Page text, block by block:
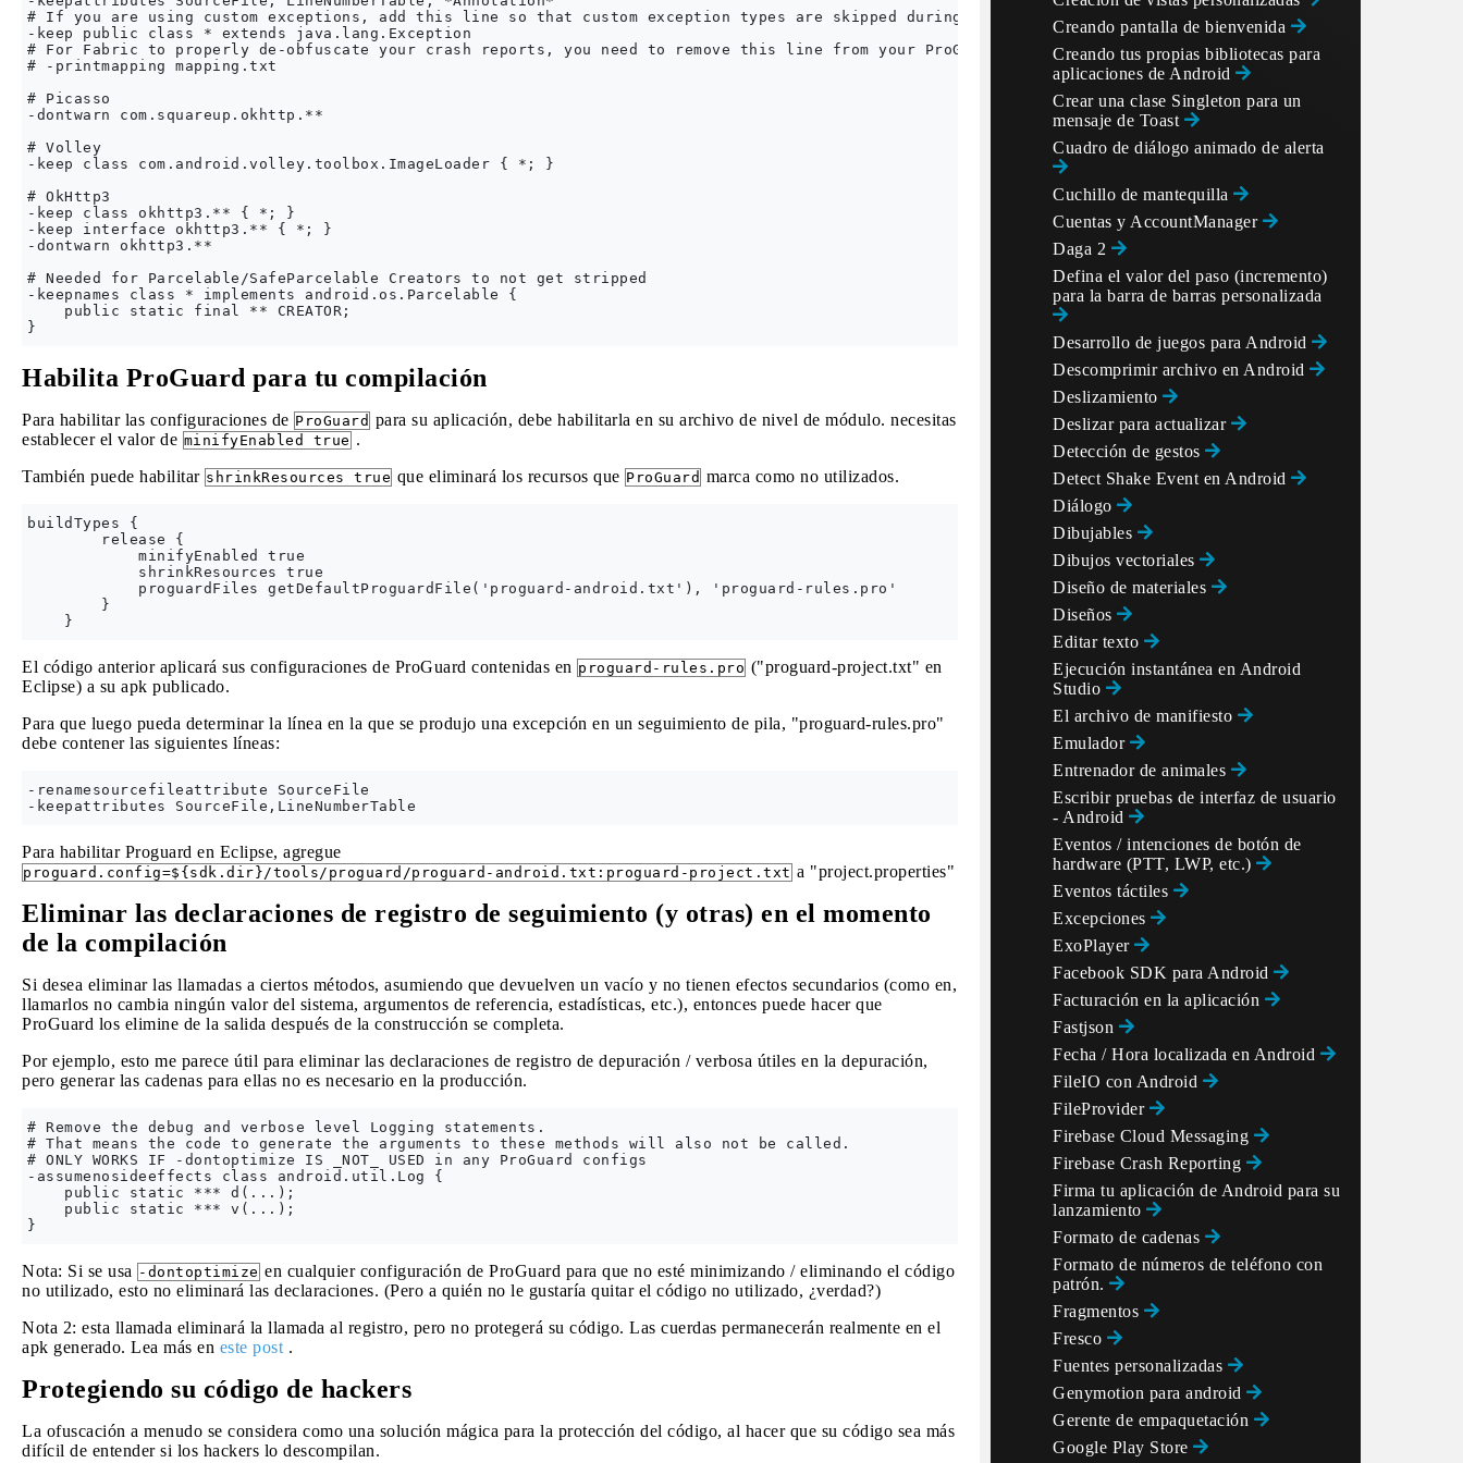
# If you are using custom exceptions, add this line so that custom exception types are skipped during obfuscation:
-keep public class * extends java.lang.Exception
# For Fabric to properly de-obfuscate your crash reports, you need to remove this line from your ProGuard config:
# -printmapping mapping.txt
# Picasso
-dontwarn com.squareup.okhttp.**
# Volley
-keep class com.android.volley.toolbox.ImageLoader { *; }
# OkHttp3
-keep class okhttp3.** { *; }
-keep interface okhttp3.** { *; }
-dontwarn okhttp3.**
# Needed for Parcelable/SafeParcelable Creators to not get stripped
-keepnames class * implements android.os.Parcelable {
    public static final ** CREATOR;
Habilita ProGuard para tu compilación
Para habilitar las configuraciones de ProGuard para su aplicación, debe habilitarla en su archivo de nivel de módulo. necesitas
establecer el valor de minifyEnabled true .
También puede habilitar shrinkResources true que eliminará los recursos que ProGuard marca como no utilizados.
buildTypes {
        release {
            minifyEnabled true
            shrinkResources true
            proguardFiles getDefaultProguardFile('proguard-android.txt'), 'proguard-rules.pro'
        }
El código anterior aplicará sus configuraciones de ProGuard contenidas en proguard-rules.pro ("proguard-project.txt" en
Eclipse) a su apk publicado.
Para que luego pueda determinar la línea en la que se produjo una excepción en un seguimiento de pila, "proguard-rules.pro"
debe contener las siguientes líneas:
-renamesourcefileattribute SourceFile
Para habilitar Proguard en Eclipse, agregue
proguard.config=${sdk.dir}/tools/proguard/proguard-android.txt:proguard-project.txt a "project.properties"
Eliminar las declaraciones de registro de seguimiento (y otras) en el momento
de la compilación
Si desea eliminar las llamadas a ciertos métodos, asumiendo que devuelven un vacío y no tienen efectos secundarios (como en,
llamarlos no cambia ningún valor del sistema, argumentos de referencia, estadísticas, etc.), entonces puede hacer que
ProGuard los elimine de la salida después de la construcción se completa.
Por ejemplo, esto me parece útil para eliminar las declaraciones de registro de depuración / verbosa útiles en la depuración,
pero generar las cadenas para ellas no es necesario en la producción.
# Remove the debug and verbose level Logging statements.
# That means the code to generate the arguments to these methods will also not be called.
# ONLY WORKS IF -dontoptimize IS _NOT_ USED in any ProGuard configs
-assumenosideeffects class android.util.Log {
    public static *** d(...);
    public static *** v(...);
Nota: Si se usa -dontoptimize en cualquier configuración de ProGuard para que no esté minimizando / eliminando el código
no utilizado, esto no eliminará las declaraciones. (Pero a quién no le gustaría quitar el código no utilizado, ¿verdad?)
Nota 2: esta llamada eliminará la llamada al registro, pero no protegerá su código. Las cuerdas permanecerán realmente en el
apk generado. Lea más en este post .
Protegiendo su código de hackers
La ofuscación a menudo se considera como una solución mágica para la protección del código, al hacer que su código sea más
difícil de entender si los hackers lo descompilan.
Creando pantalla de bienvenida
Creando tus propias bibliotecas para
aplicaciones de Android
Crear una clase Singleton para un
mensaje de Toast
Cuadro de diálogo animado de alerta
Cuchillo de mantequilla
Cuentas y AccountManager
Daga 2
Defina el valor del paso (incremento)
para la barra de barras personalizada
Desarrollo de juegos para Android
Descomprimir archivo en Android
Deslizamiento
Deslizar para actualizar
Detección de gestos
Detect Shake Event en Android
Diálogo
Dibujables
Dibujos vectoriales
Diseño de materiales
Diseños
Editar texto
Ejecución instantánea en Android
Studio
El archivo de manifiesto
Emulador
Entrenador de animales
Escribir pruebas de interfaz de usuario
- Android
Eventos / intenciones de botón de
hardware (PTT, LWP, etc.)
Eventos táctiles
Excepciones
ExoPlayer
Facebook SDK para Android
Facturación en la aplicación
Fastjson
Fecha / Hora localizada en Android
FileIO con Android
FileProvider
Firebase Cloud Messaging
Firebase Crash Reporting
Firma tu aplicación de Android para su
lanzamiento
Formato de cadenas
Formato de números de teléfono con
patrón.
Fragmentos
Fresco
Fuentes personalizadas
Genymotion para android
Gerente de empaquetación
Google Play Store